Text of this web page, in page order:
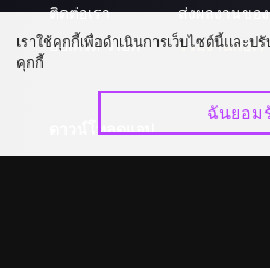
ติดต่อเรา
อัปเกรด วีไอพี
ส่งผลงานขอ
ร่วมงานกับเร
ดาวน์โหลดแอป
เราใช้คุกกี้เพื่อดำเนินการเว็บไซต์นี้และป
คุกกี้
ฉันยอม